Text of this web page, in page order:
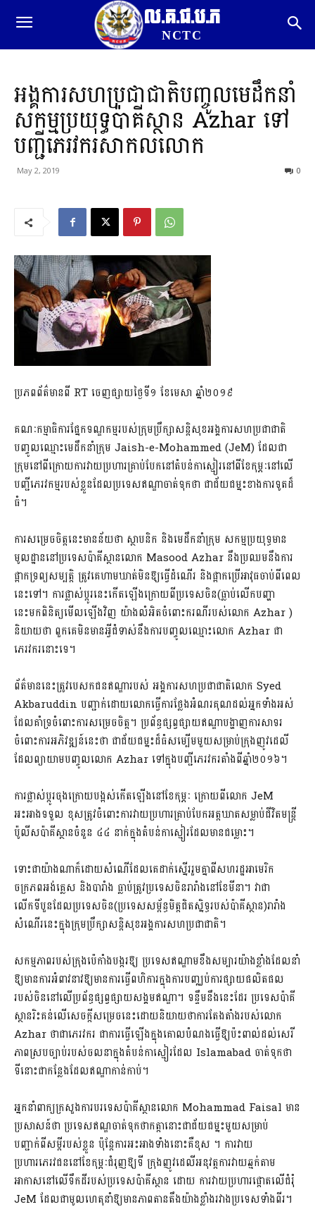
ល.គ.ជ.ប.ភ
NCTC
អង្គការសហប្រជាជាតិបញ្ចូលមេដឹកនាំ
សកម្មប្រយុទ្ធប៉ាគីស្ថាន Azhar ទៅ
បញ្ជីភេរវករ​សាកលលោក
May 2, 2019 0
ប្រភពព័ត៌មានពី RT ចេញផ្សាយថ្ងៃទី១ ខែមេសា ឆ្នាំ២០១៩
គណៈកម្មាធិការផ្នែកទណ្ឌកម្មរបស់ក្រុមប្រឹក្សាសន្តិសុខអង្គការសហប្រជាជាតិ
បញ្ចូលឈ្មោះមេដឹកនាំក្រុម Jaish-e-Mohammed (JeM) ដែលជា
ក្រុមនៅពីក្រោយការវាយប្រហារគ្រាប់បែកនៅតំបន់កាស្មៀរនៅពីខែកុម្ភៈនៅលើ
បញ្ជីភេរវកម្មរបស់ខ្លួនដែលប្រទេសឥណ្ឌាចាត់ទុកថា ជាជ័យជម្នះខាងការទូតដ៏
ធំ។​
ការសម្រេចចិត្តនេះមានន័យថា ​​ស្ថាបនិក ​និងមេដឹកនាំក្រុម សកម្មប្រយុទ្ធមាន
មូលដ្ឋាននៅប្រទេសប៉ាគីស្ថានលោក Masood Azhar នឹងប្រឈម​នឹង​ការ​
ផ្អាកទ្រព្យសម្បត្តិ ត្រូវគេហាមឃាត់មិនឱ្យធ្វើដំណើរ និងផ្អាកប្រើអាវុធចាប់ពីពេល
នេះទៅ។ ការផ្លាស់ប្តូរនេះកើតឡើងក្រោយពីប្រទេសចិន(ធ្លាប់លើកបញ្ហា
នេះមកពិនិត្យមើលឡើងវិញ យ៉ាងលំអិតចំពោះករណីរបស់លោក Azhar )
និយាយថា ពួកគេមិនមានអ្វីជំទាស់នឹង​ការបញ្ចូលឈ្មោះលោក Azhar ជា
ភេរវករនោះទេ។
ព័ត៌មាននេះត្រូវបេសកជនឥណ្ឌា​របស់ អង្គការ​សហប្រជាជាតិលោក Syed
Akbaruddin​ បញ្ជាក់ដោយលោកធ្វើការ​ថ្លែងអំណរគុណ​ដល់អ្នកទាំងអស់
ដែលគាំទ្រចំពោះការសម្រេចចិត្ត។ ប្រព័ន្ធផ្សព្វផ្សាយឥណ្ឌា​បង្ហាញការ​សាទរ
ចំពោះការអភិវឌ្ឍន៍នេះថា ជាជ័យជម្នះដ៏ធំសម្បើមមួយសម្រាប់​ក្រុងញូវ​ដេលី​​
ដែល​ព្យាយាមបញ្ចូលលោក Azhar ទៅក្នុងបញ្ជីភេរវករតាំងពីឆ្នាំ២០១៦។
ការផ្លាស់ប្តូរចុងក្រោយបង្អស់កើតឡើងនៅខែកុម្ភៈ ក្រោយពីលោក JeM
អះអាងទទួល ខុសត្រូវចំពោះការវាយប្រហារគ្រាប់បែកអត្តឃាតសម្លាប់ជីវិតមន្ត្រី
ប៉ូលីសប៉ាគីស្ថានចំនួន ៤៤ នាក់ក្នុងតំបន់កាស្មៀរដែលមានជម្លោះ។
ទោះជាយ៉ាងណាក៏ដោយសំណើដែលគេដាក់ស្នើររួមគ្នាពីសហរដ្ឋអាមេរិក
ចក្រភពអង់គ្លេស និងបារាំង ធ្លាប់ត្រូវប្រទេសចិនរារាំងនៅខែមីនា។ វាជា
លើកទីបួនដែលប្រទេសចិន(ប្រទេសសម្ព័ន្ធមិត្តជិតស្និទ្ធរបស់ប៉ាគីស្ថាន)រារាំង
សំណើរនេះក្នុងក្រុមប្រឹក្សាសន្តិសុខអង្គការសហប្រជាជាតិ។
សកម្មភាពរបស់ក្រុងប៉េកាំងបង្ករឱ្យ ប្រទេសឥណ្ឌាមខឹងសម្បារយ៉ាងខ្លាំងដែលនាំ
ឱ្យមានការអំពាវនាវឱ្យមានការធ្វើពហិការក្នុងការបញ្ឈប់ការផ្សាយផលិតផល
របស់ចិននៅលើប្រព័ន្ធផ្សព្វផ្សាយសង្គមឥណ្ឌា។ ទន្ទឹមនឹងនេះ​ដែរ ប្រទេសប៉ាគី
ស្ថានរិះគន់លើសេចក្តីសម្រេចនេះដោយនិយាយថាការតែងតាំងរបស់លោក
Azhar ថាជាភេរវករ ជាការធ្វើឡើងក្នុងគោលបំណងធ្វើឱ្យប៉ះពាល់ដល់សេរី
ភាពស្របច្បាប់​របស់ចលនាក្នុងតំបន់កាស្មៀរដែល Islamabad ចាត់ទុកថា
ទីនោះជាកន្លែងដែលឥណ្ឌា​កាន់កាប់។
អ្នកនាំពាក្យក្រសួងការបរទេសប៉ាគីស្ថានលោក Mohammad Faisal មាន​
ប្រសាសន៍ថា ប្រទេសឥណ្ឌចាត់ទុកថាកត្តានោះជាជ័យជម្នះមួយសម្រាប់
បញ្ជាក់ពីសម្តី​របស់ខ្លួន ប៉ុន្តែការអះអាងទាំងនោះគឺខុស ។ ការវាយ
ប្រហារភេរវជននៅខែកុម្ភៈជំរុញឱ្យទី ក្រុងញូវដេលីអនុវត្តការវាយឆ្មក់តាម
អាកាសនៅលើទឹកដីរបស់ប្រទេសប៉ាគីស្ថាន ដោយ ការវាយប្រហារផ្ដោតលើជំរុំ
JeM ដែលជាមូលហេតុនាំឱ្យមានភាពតានតឹង​យ៉ាងខ្លាំង​រវាង​ប្រទេសទាំងពីរ។